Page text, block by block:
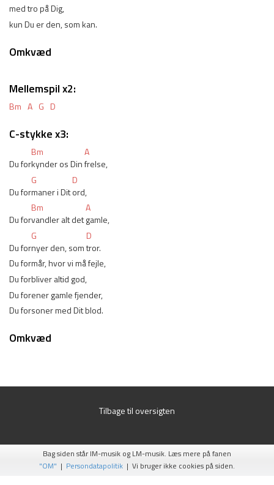
med tro på Dig,
kun Du er den, som kan.
Omkvæd
Mellemspil x2:
Bm A G D
C-stykke x3:
Bm
A
Du forkynder os Din frelse,
G
D
Du formaner i Dit ord,
Bm
A
Du forvandler alt det gamle,
G
D
Du fornyer den, som tror.
Du formår, hvor vi må fejle,
Du forbliver altid god,
Du forener gamle fjender,
Du forsoner med Dit blod.
Omkvæd
Tilbage til oversigten
Bag siden står IM-musik og LM-musik. Læs mere på fanen
"OM" | Persondatapolitik | Vi bruger ikke cookies på siden.